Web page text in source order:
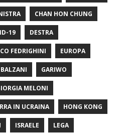
CHAN HON CHUNG
19 DESTRA
FEDRIGHINI EUROPA
BALZANI GARIWO
MELONI
IN UCRAINA HONG KONG
ISRAELE LEGA